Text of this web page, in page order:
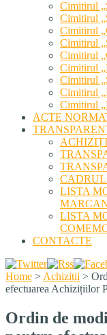
Cimitirul
Cimitirul
Cimitirul
Cimitirul
Cimitirul
Cimitirul
Cimitirul
Cimitirul
Cimitirul
ACTE
LISTA
LISTA
CONTACTE
Home > Achizitii >
efectuarea Achizițiilor
Ordin de